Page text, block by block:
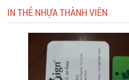
IN THẺ NHỰA THÀNH VIÊN